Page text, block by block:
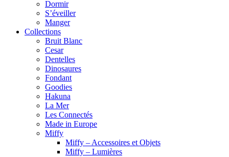
Dormir
S’éveiller
Manger
Collections
Bruit Blanc
Cesar
Dentelles
Dinosaures
Fondant
Goodies
Hakuna
La Mer
Les Connectés
Made in Europe
Miffy
Miffy – Accessoires et Objets
Miffy – Lumières